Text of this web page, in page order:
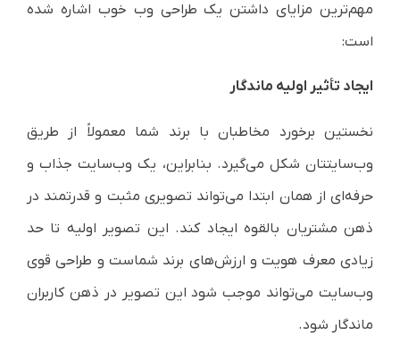
مهم‌ترین مزایای داشتن یک طراحی وب خوب اشاره شده
است:
ایجاد تأثیر اولیه ماندگار
نخستین برخورد مخاطبان با برند شما معمولاً از طریق
وب‌سایتتان شکل می‌گیرد. بنابراین، یک وب‌سایت جذاب و
حرفه‌ای از همان ابتدا می‌تواند تصویری مثبت و قدرتمند در
ذهن مشتریان بالقوه ایجاد کند. این تصویر اولیه تا حد
زیادی معرف هویت و ارزش‌های برند شماست و طراحی قوی
وب‌سایت می‌تواند موجب شود این تصویر در ذهن کاربران
ماندگار شود.